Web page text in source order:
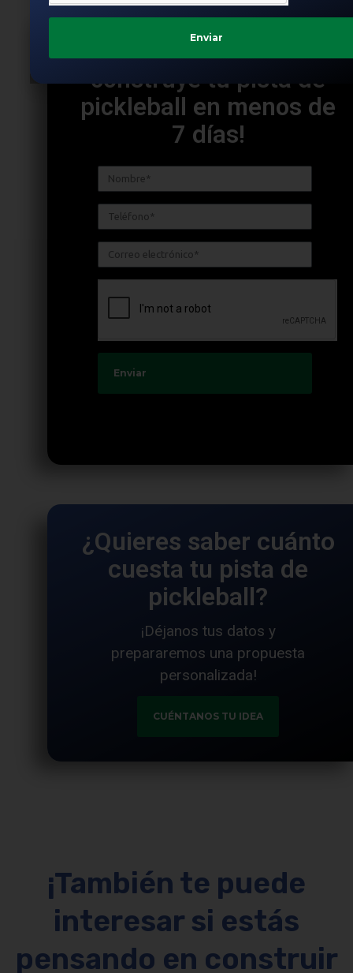
¡Solicita información y
construye tu pista de
pickleball en menos de
7 días!
Enviar
¿Quieres saber cuánto
cuesta tu pista de
pickleball?
¡Déjanos tus datos y
prepararemos una propuesta
personalizada!
CUÉNTANOS TU IDEA
¡También te puede
interesar si estás
pensando en construir